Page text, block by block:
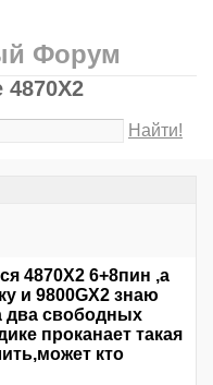
Форум
4870Х2
Найти!
4870Х2 6+8пин ,а
и 9800GX2 знаю
два свободных
проканает такая
кто